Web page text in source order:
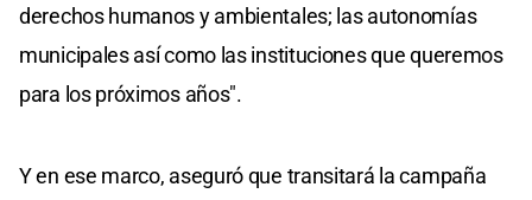
derechos humanos y ambientales; las autonomías
municipales así como las instituciones que queremos
para los próximos años".
Y en ese marco, aseguró que transitará la campaña